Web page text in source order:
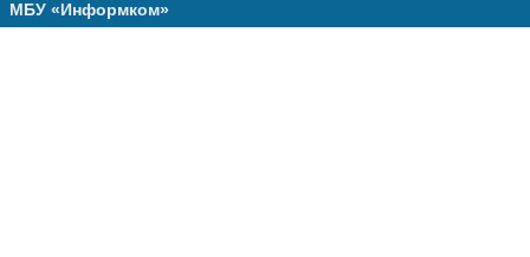
МБУ «Информком»